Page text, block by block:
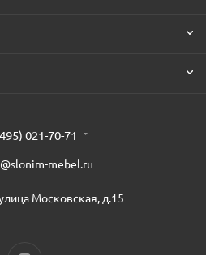
021-70-71
mebel.ru
Московская, д.15